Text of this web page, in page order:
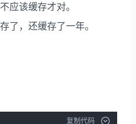
应该缓存才对。
，还缓存了一年。
复制代码